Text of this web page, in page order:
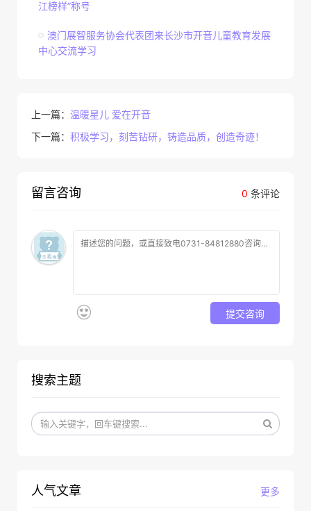
江榜样”称号
澳门展智服务协会代表团来长沙市开音儿童教育发展
中心交流学习
上一篇： 温暖星儿 爱在开音
下一篇： 积极学习，刻苦钻研，铸造品质，创造奇迹！
0 条评论
留言咨询
提交咨询
搜索主题
更多
人气文章